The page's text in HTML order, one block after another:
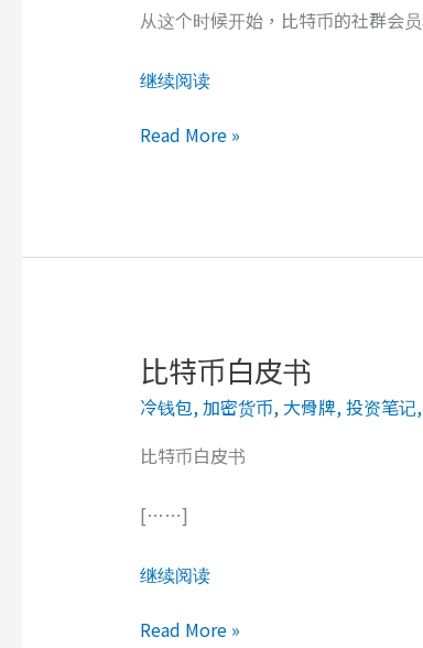
从这个时候开始，比特币的社群会
继续阅读
快
币
属
性
Read More »
比特币白皮书
冷钱包, 加密货币, 大骨牌, 投资笔记,
比特币白皮书
[……]
继续阅读
比
Read More »